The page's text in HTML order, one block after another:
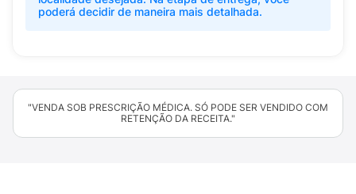
poderá decidir de maneira mais detalhada.
"VENDA SOB PRESCRIÇÃO MÉDICA. SÓ PODE SER VENDIDO COM
RETENÇÃO DA RECEITA."